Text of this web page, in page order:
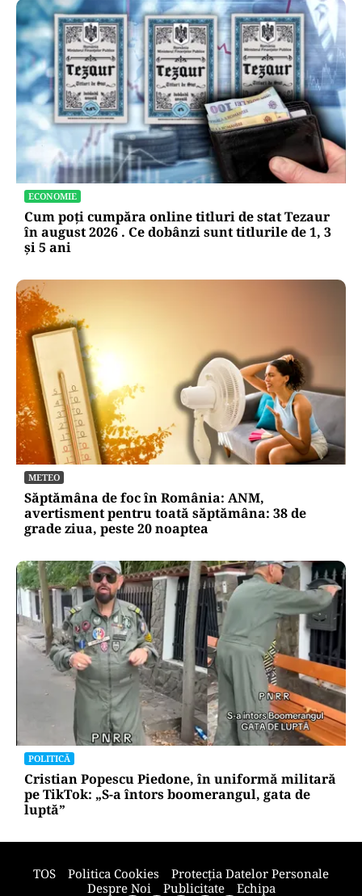
SOCIAL
Record în sistemul de pensii: Cât plătește statul
pentru pentru cei mai săraci vârstnici
ECONOMIE
Cum poți cumpăra online titluri de stat Tezaur
în august 2026 . Ce dobânzi sunt titlurile de 1, 3
și 5 ani
Săptămâna de foc în România: ANM,
avertisment pentru toată săptămâna: 38 de
grade ziua, peste 20 noaptea